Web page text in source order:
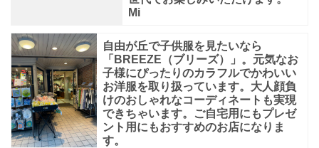
Mi
自由が丘で子供服を見たいなら
「BREEZE（ブリーズ）」。元気なお
子様にぴったりのカラフルでかわいい
お洋服を取り扱っています。大人顔負
けのおしゃれなコーディネートも実現
できちゃいます。ご自宅用にもプレゼ
ント用にもおすすめのお店になりま
す。